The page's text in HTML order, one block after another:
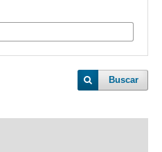
Buscar